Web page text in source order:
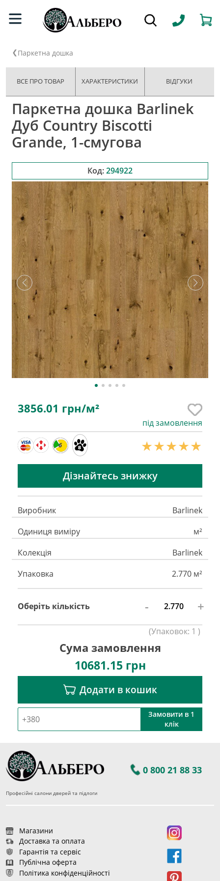
Паркетна дошка
ВСЕ ПРО ТОВАР ХАРАКТЕРИСТИКИ ВІДГУКИ
Паркетна дошка Barlinek
Дуб Country Biscotti
Grande, 1-смугова
Код:294922
3856.01 грн/м²
під замовлення
6
Дізнайтесь знижку
Виробник
Barlinek
Одиниця виміру
м²
Колекція
Barlinek
Упаковка
2.770 м²
Оберіть кількість - +
(Упаковок: 1 )
Сума замовлення
10681.15 грн
Додати в кошик
Замовити в 1
клік
0 800 21 88 33
Професійні салони дверей та підлоги
Магазини
Доставка та оплата
Гарантія та сервіс
Публічна оферта
Політика конфіденційності